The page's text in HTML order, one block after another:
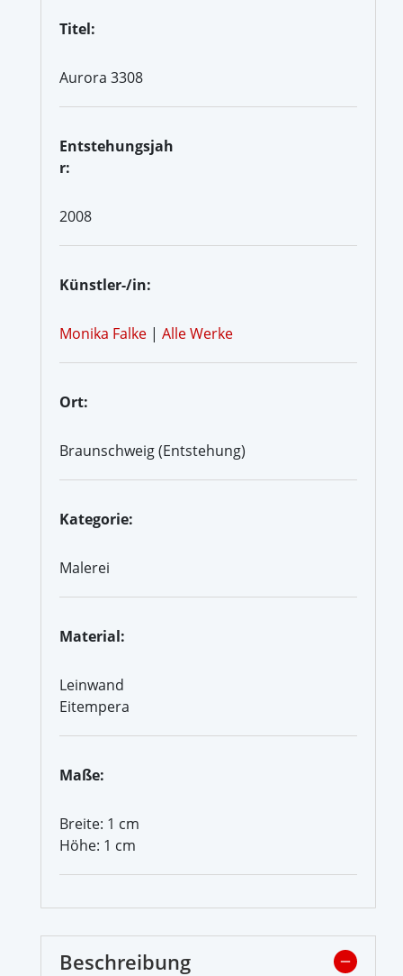
Titel:
Aurora 3308
Entstehungsjah
r:
2008
Künstler-/in:
Monika Falke | Alle Werke
Ort:
Braunschweig (Entstehung)
Kategorie:
Malerei
Material:
Leinwand
Eitempera
Maße:
Breite: 1 cm
Höhe: 1 cm
Beschreibung